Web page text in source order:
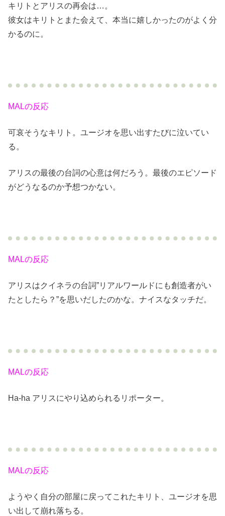
キリトとアリスの再会は…。
彼女はキリトとまた会えて、本当に嬉しかったのがよく分
かるのに。
MALの反応
可哀そうなキリト。ユージオを思い出すたびに泣いてい
る。
アリスの最後の台詞の心意は何だろう。最後のエピソード
がどうなるのか予想つかない。
MALの反応
アリスはクイネラの台詞”リアルワールドにも創造者がい
たとしたら？”を思いだしたのかな。ナイスなタッチだ。
MALの反応
Ha-ha アリスにやり込められるリポーター。
MALの反応
ようやく自分の部屋に戻ってこれたキリト、ユージオを思
い出して崩れ落ちる。